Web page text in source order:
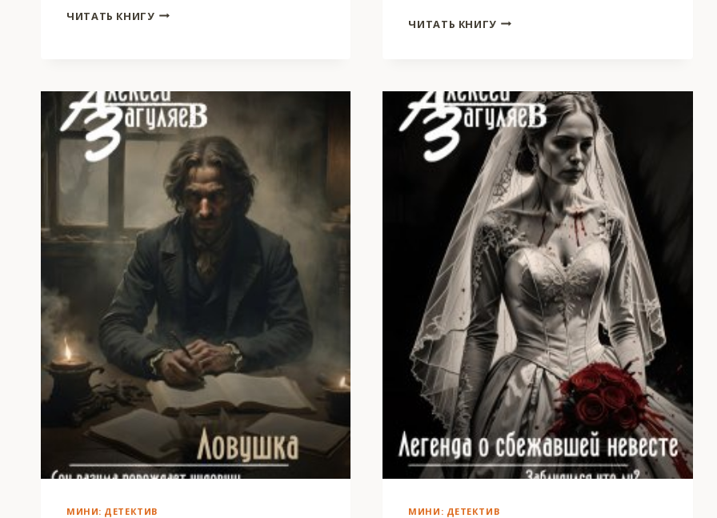
ЧИТАТЬ КНИГУНЕСНОСНАЯ
ЧИТАТЬ КНИГУ РАСТВОРИТЬСЯ
МИНИ: ДЕТЕКТИВ МИНИ: ДЕТЕКТИВ